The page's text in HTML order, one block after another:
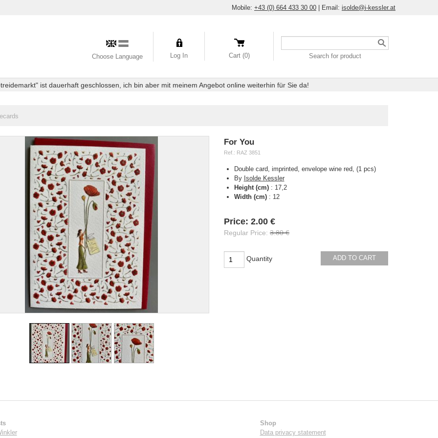
Mobile: +43 (0) 664 433 30 00 | Email: isolde@i-kessler.at
Choose Language Log In Cart (0)
a
Search for product
ist dauerhaft geschlossen, ich bin aber mit meinem Angebot online weiterhin für Sie da!
For You
Ref.: RAZ 3851
Double card, imprinted, envelope wine red, (1 pcs)
By Isolde Kessler
Height (cm): 17,2
Width (cm): 12
Availability:
Price:2.00 €
Regular Price:3.80 €
Quantity ADD TO CART
Shop
Data privacy statement